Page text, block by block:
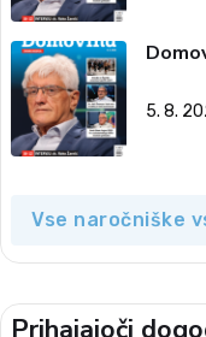
5. 8.
Vse naročniške
Prihajajoči